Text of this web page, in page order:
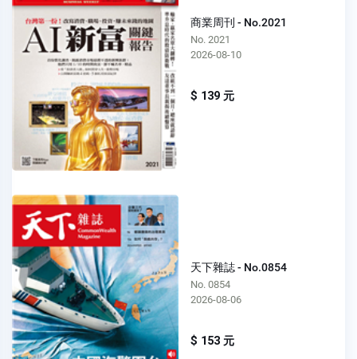
商業周刊 - No.2021
No. 2021
2026-08-10
$ 139 元
天下雜誌 - No.0854
No. 0854
2026-08-06
$ 153 元